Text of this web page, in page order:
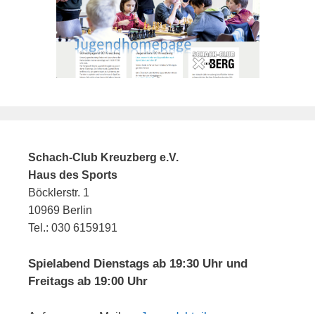
Schach-Club Kreuzberg e.V.
Haus des Sports
Böcklerstr. 1
10969 Berlin
Tel.: 030 6159191
Spielabend Dienstags ab 19:30 Uhr und
Freitags ab 19:00 Uhr